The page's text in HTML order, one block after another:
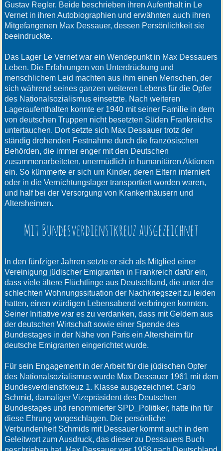
Gustav Regler. Beide beschrieben ihren Aufenthalt in Le
Vernet in ihren Autobiographien und erwähnten auch ihren
Mitgefangenen Max Dessauer, dessen Persönlichkeit sie
beeindruckte.
Das Lager Le Vernet war ein Wendepunkt in Max Dessauers
Leben. Die Erfahrungen von Unterdrückung und
menschlichem Leid machten aus ihm einen Menschen, der
sich während seines ganzen weiteren Lebens für die Opfer
des Nationalsozialismus einsetzte. Nach weiteren
Lageraufenthalten konnte er 1940 mit seiner Familie in dem
von deutschen Truppen nicht besetzten Süden Frankreichs
untertauchen. Dort setzte sich Max Dessauer trotz der
ständig drohenden Festnahme durch die französischen
Behörden, die immer enger mit den Deutschen
zusammenarbeiteten, unermüdlich in humanitären Aktionen
ein. So kümmerte er sich um Kinder, deren Eltern interniert
oder in die Vernichtungslager transportiert worden waren,
und half bei der Versorgung von Krankenhäusern und
Altersheimen.
Mit Bundesverdienstkreuz ausgezeichnet
In den fünfziger Jahren setzte er sich als Mitglied einer
Vereinigung jüdischer Emigranten in Frankreich dafür ein,
dass viele ältere Flüchtlinge aus Deutschland, die unter der
schlechten Wohnungssituation der Nachkriegszeit zu leiden
hatten, einen würdigen Lebensabend verbringen konnten.
Seiner Initiative war es zu verdanken, dass mit Geldern aus
der deutschen Wirtschaft sowie einer Spende des
Bundestages in der Nähe von Paris ein Altersheim für
deutsche Emigranten eingerichtet wurde.
Für sein Engagement in der Arbeit für die jüdischen Opfer
des Nationalsozialismus wurde Max Dessauer 1961 mit dem
Bundesverdienstkreuz 1. Klasse ausgezeichnet. Carlo
Schmid, damaliger Vizepräsident des Deutschen
Bundestages und renommierter SPD_Politiker, hatte ihn für
diese Ehrung vorgeschlagen. Die persönliche
Verbundenheit Schmids mit Dessauer kommt auch in dem
Geleitwort zum Ausdruck, das dieser zu Dessauers Buch